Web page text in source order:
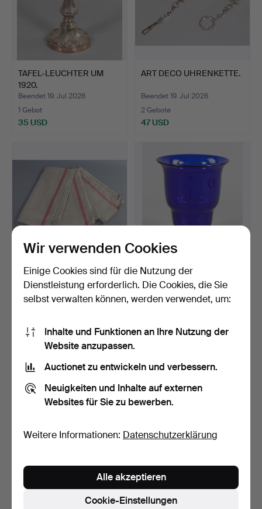
TAFEL-LEUCHTER UM
1920.
Beendet 19. Jul 2026
1 Gebot
35 USD
ART DECO UHRENKETTE.
Beendet 19. Jul 2026
2 Gebote
47 USD
3 ALTE ROLLTÜCHER
LEINEN, Mangeltücher.
Beendet 19. Jul 2026
THERESIENTHAL
FUSSVASE um 1920.
Beendet 19. Jul 2026
ROSENTHAL 5 *MARIA*
TEILE BLUMENSTRAUSS.
Beendet 19. Jul 2026
DECKELVASEN PAAR,
Höhe ca. 49 cm.
Beendet 19. Jul 2026
8 Gebote
Wir verwenden Cookies
Einige Cookies sind für die Nutzung der
Dienstleistung erforderlich. Die Cookies, die Sie
selbst verwalten können, werden verwendet, um:
Inhalte und Funktionen an Ihre Nutzung der
Website anzupassen.
Auctionet zu entwickeln und verbessern.
Neuigkeiten und Inhalte auf externen
Websites für Sie zu bewerben.
Weitere Informationen: Datenschutzerklärung
Cookie-Einstellungen
Alle akzeptieren